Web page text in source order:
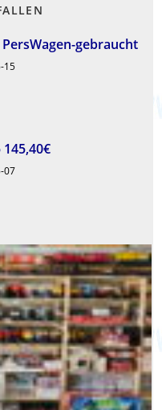
PersWagen-gebraucht
15
145,40€
07